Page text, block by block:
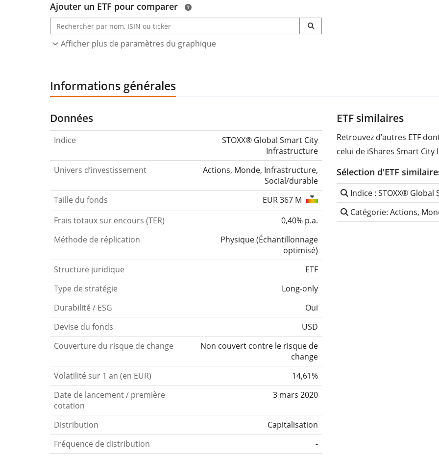
Ajouter un ETF pour comparer
Afficher plus de paramètres du graphique
Informations générales
Données
Indice
STOXX® Global Smart City
Infrastructure
Univers d’investissement
Actions, Monde, Infrastructure,
Social/durable
Taille du fonds
EUR 367 M
Frais totaux sur encours (TER)
0,40% p.a.
Méthode de réplication
Physique(Échantillonnage
optimisé)
Structure juridique
ETF
Type de stratégie
Long-only
Durabilité / ESG
Oui
Devise du fonds
USD
Couverture du risque de change
Non couvert contre le risque de
change
Volatilité sur 1 an (en EUR)
14,61%
Date de lancement / première
cotation
3 mars 2020
Distribution
Capitalisation
Fréquence de distribution
-
ETF similaires
Retrouvez d’autres ETF
celui de iShares Smart City
Sélection d'ETF
Indice : STOXX®
Catégorie: Actions,